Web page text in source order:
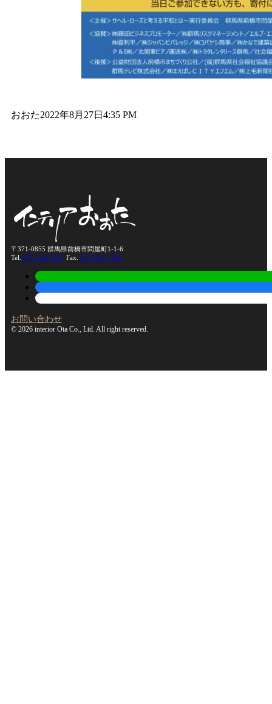
おおた2022年8月27日 4:35 PM
〒371-0855 群馬県前橋市問屋町1-1-6
Tel. 027-210-7417 Fax. 027-210-7439
お問い合わせ
© 2026 interior Ota Co., Ltd. All right reserved.